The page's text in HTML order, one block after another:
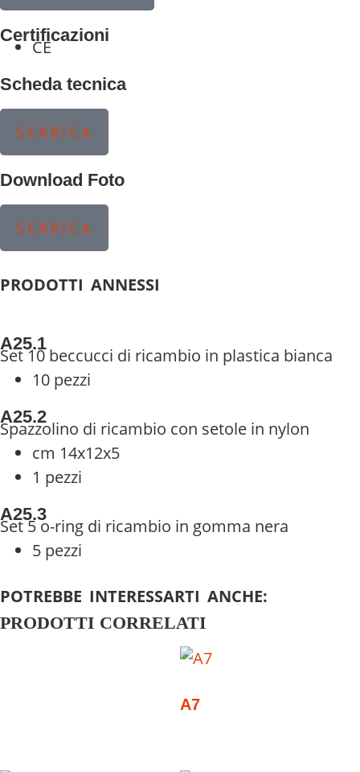
Certificazioni
CE
Scheda tecnica
SCARICA
Download Foto
SCARICA
PRODOTTI ANNESSI
A25.1
Set 10 beccucci di ricambio in plastica bianca
10 pezzi
A25.2
Spazzolino di ricambio con setole in nylon
cm 14x12x5
1 pezzi
A25.3
Set 5 o-ring di ricambio in gomma nera
5 pezzi
POTREBBE INTERESSARTI ANCHE:
PRODOTTI CORRELATI
A7